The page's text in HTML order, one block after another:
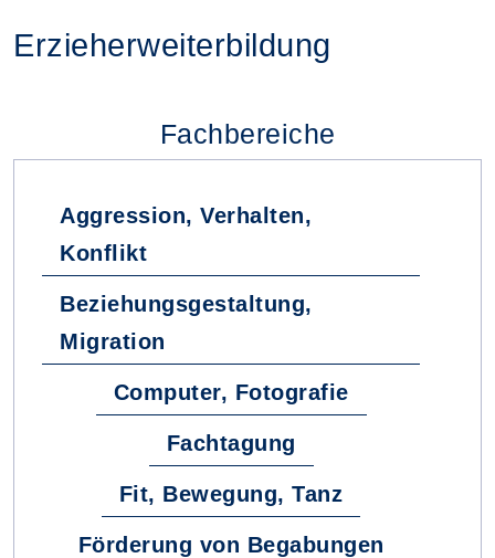
Erzieherweiterbildung
Fachbereiche
Aggression, Verhalten,
Konflikt
Beziehungsgestaltung,
Migration
Computer, Fotografie
Fachtagung
Fit, Bewegung, Tanz
Förderung von Begabungen